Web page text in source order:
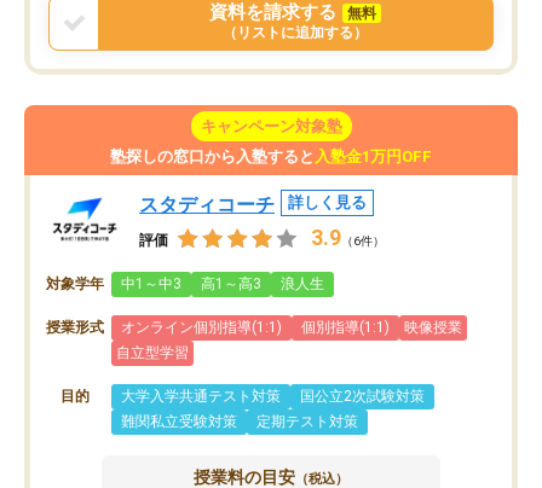
資料を請求する
無料
（リストに追加する）
キャンペーン対象塾
塾探しの窓口から入塾すると 入塾金1万円OFF
スタディコーチ 詳しく見る
評価 3.9 （6件）
対象学年 中1～中3 高1～高3 浪人生
授業形式 オンライン個別指導(1:1) 個別指導(1:1)
映像授業
自立型学習
目的 大学入学共通テスト対策
国公立2次試験対策
難関私立受験対策
定期テスト対策
授業料の目安 （税込）